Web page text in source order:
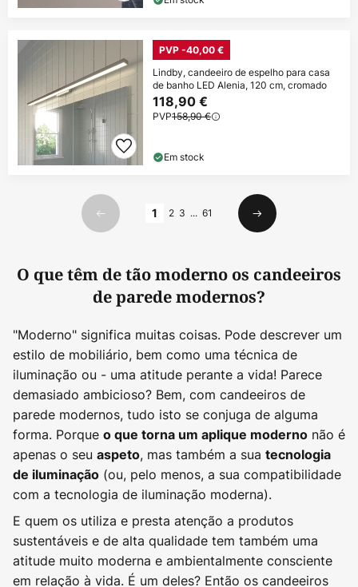
PVP -40,00 €
Lindby, candeeiro de espelho para casa
de banho LED Alenia, 120 cm, cromado
118,90 €
PVP158,90 €
Em stock
Anterior
1 2 3 ... 61
Seguinte
O que têm de tão moderno os candeeiros
de parede modernos?
"Moderno" significa muitas coisas. Pode descrever um
estilo de mobiliário, bem como uma técnica de
iluminação ou - uma atitude perante a vida! Parece
demasiado ambicioso? Bem, com candeeiros de
parede modernos, tudo isto se conjuga de alguma
forma. Porque o que torna um aplique moderno não é
apenas o seu aspeto, mas também a sua tecnologia
de iluminação (ou, pelo menos, a sua compatibilidade
com a tecnologia de iluminação moderna).
E quem os utiliza e presta atenção a produtos
sustentáveis e de alta qualidade tem também uma
atitude muito moderna e ambientalmente consciente
em relação à vida. É um deles? Então os candeeiros